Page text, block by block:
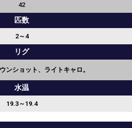
42
匹数
2～4
リグ
ンショット、ライトキャロ。
水温
19.3～19.4